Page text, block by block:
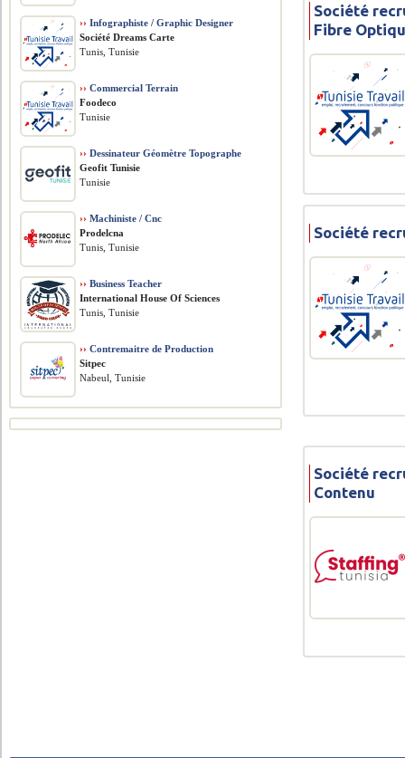
Société
Fibre
Société
Société
Contenu
›› Infographiste / Graphic Designer
Société Dreams Carte
Tunis, Tunisie
›› Commercial Terrain
Foodeco
Tunisie
›› Dessinateur Géomètre Topographe
Geofit Tunisie
Tunisie
›› Machiniste / Cnc
Prodelcna
Tunis, Tunisie
›› Business Teacher
International House Of Sciences
Tunis, Tunisie
›› Contremaitre de Production
Sitpec
Nabeul, Tunisie